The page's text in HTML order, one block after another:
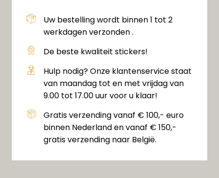
Uw bestelling wordt binnen 1 tot 2
werkdagen verzonden .
De beste kwaliteit stickers!
Hulp nodig? Onze klantenservice staat
van maandag tot en met vrijdag van
9.00 tot 17.00 uur voor u klaar!
Gratis verzending vanaf € 100,- euro
binnen Nederland en vanaf € 150,-
gratis verzending naar België.